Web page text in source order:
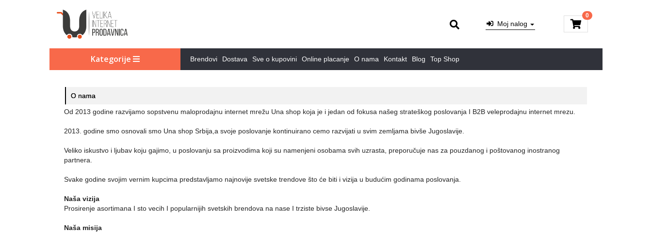
Moj nalog
0
Kategorije Brendovi Dostava Sve o kupovini Online placanje O nama Kontakt Blog Top Shop
O nama
Od 2013 godine razvijamo sopstvenu maloprodajnu internet mrežu Una shop koja je i jedan od fokusa našeg strateškog poslovanja I B2B veleprodajnu internet mrezu.
2013. godine smo osnovali smo Una shop Srbija,a svoje poslovanje kontinuirano cemo razvijati u svim zemljama bivše Jugoslavije.
Veliko iskustvo i ljubav koju gajimo, u poslovanju sa proizvodima koji su namenjeni osobama svih uzrasta, preporučuje nas za pouzdanog i poštovanog inostranog
partnera.
Svake godine svojim vernim kupcima predstavljamo najnovije svetske trendove što će biti i vizija u budućim godinama poslovanja.
Naša vizija
Prosirenje asortimana I sto vecih I popularnijih svetskih brendova na nase I trziste bivse Jugoslavije.
Naša misija